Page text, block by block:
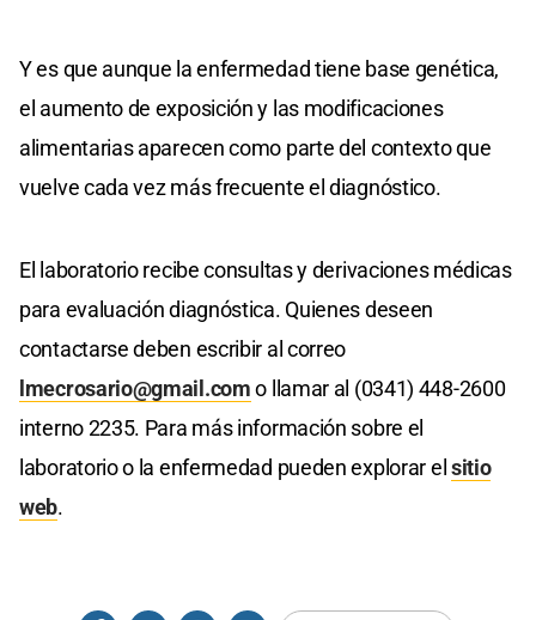
Y es que aunque la enfermedad tiene base genética,
el aumento de exposición y las modificaciones
alimentarias aparecen como parte del contexto que
vuelve cada vez más frecuente el diagnóstico.
El laboratorio recibe consultas y derivaciones médicas
para evaluación diagnóstica. Quienes deseen
contactarse deben escribir al correo
lmecrosario@gmail.como llamar al (0341) 448-2600
interno 2235. Para más información sobre el
laboratorio o la enfermedad pueden explorar elsitio
web.